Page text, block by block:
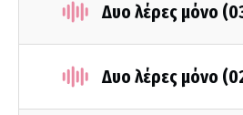
Δυο λέρες μόνο
Δυο λέρες μόνο